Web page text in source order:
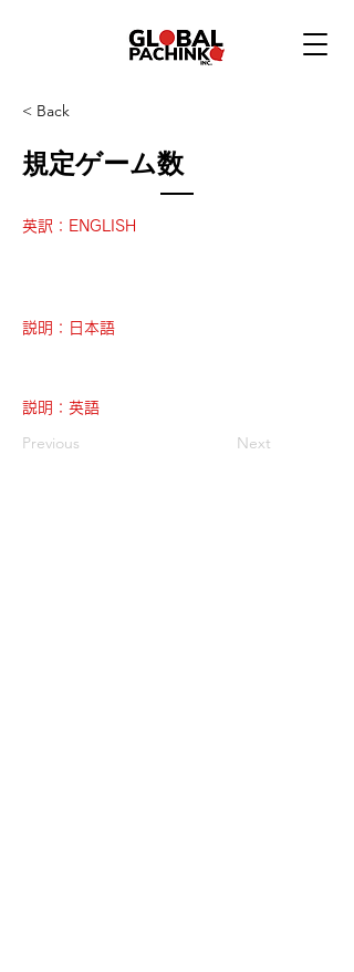
< Back
規定ゲーム数
英訳：ENGLISH
説明：日本語
説明：英語
Previous Next